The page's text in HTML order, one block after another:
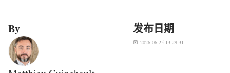
By 发布日期
today 2026-06-25 13:29:31